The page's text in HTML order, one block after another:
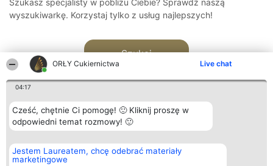
ORŁY Cukiernictwa Live chat
04:17
Cześć, chętnie Ci pomogę! 🙂 Kliknij proszę w
odpowiedni temat rozmowy! 🙂
Jestem Laureatem, chcę odebrać materiały
marketingowe
Szukasz specjalisty w pobliżu Ciebie? Sprawdź naszą
wyszukiwarkę. Korzystaj tylko z usług najlepszych!
Szukaj
Organizator plebiscytu
Bright Side Solutions sp. z o.
o. sp. k.
Plebiscyt
Laureaci
Kontakt
Kontakt